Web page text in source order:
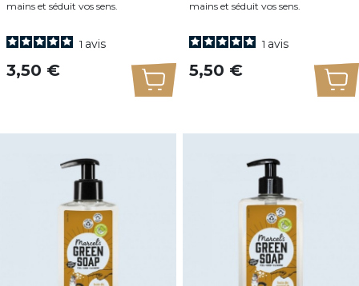
mains et séduit vos sens.
1 avis
Prix
3,50 €
Ajouter au panier
mains et séduit vos sens.
1 avis
Prix
5,50 €